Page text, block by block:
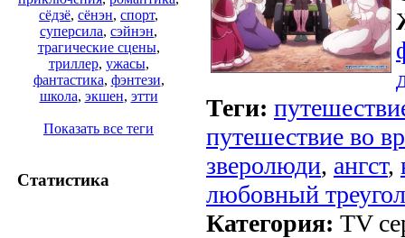
сёдзё, сёнэн, спорт,
суперсила, сэйнэн,
трагические сцены,
триллер, ужасы,
фантастика, фэнтези,
школа, экшен, этти
Показать все теги
Статистика
Теги:
путешествие во
зверолюди, ангст,
любовный
Категория: TV